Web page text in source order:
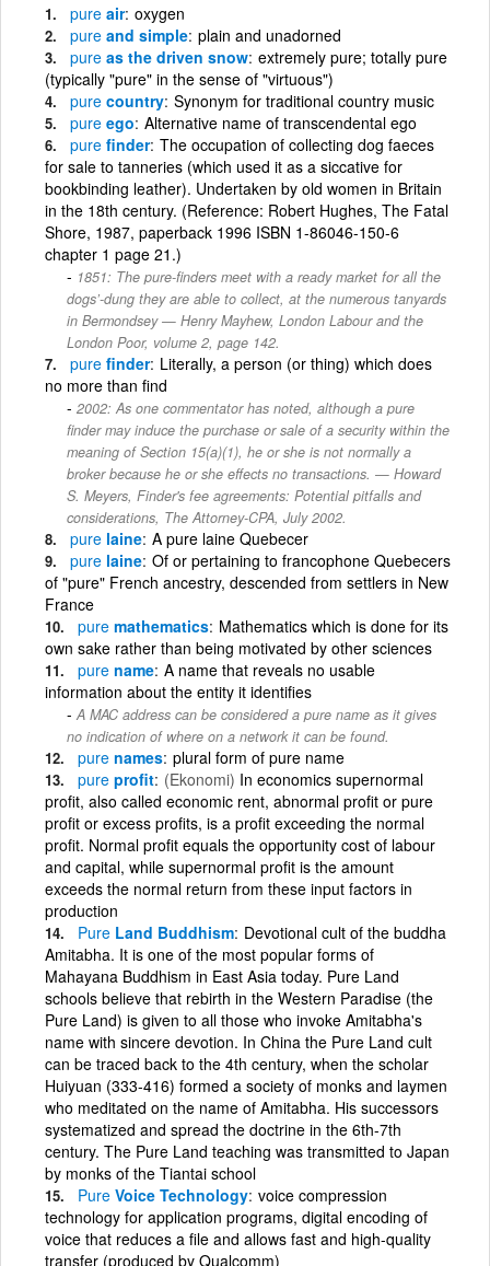
pure air oxygen
pure and simple plain and unadorned
pure as the driven snow extremely pure; totally pure
(typically "pure" in the sense of "virtuous")
pure country Synonym for traditional country music
pure ego Alternative name of transcendental ego
pure finder The occupation of collecting dog faeces
for sale to tanneries (which used it as a siccative for
bookbinding leather). Undertaken by old women in Britain
in the 18th century. (Reference: Robert Hughes, The Fatal
Shore, 1987, paperback 1996 ISBN 1-86046-150-6
chapter 1 page 21.)
1851: The pure-finders meet with a ready market for all the
dogs’-dung they are able to collect, at the numerous tanyards
in Bermondsey — Henry Mayhew, London Labour and the
London Poor, volume 2, page 142.
pure finder Literally, a person (or thing) which does
no more than find
2002: As one commentator has noted, although a pure
finder may induce the purchase or sale of a security within the
meaning of Section 15(a)(1), he or she is not normally a
broker because he or she effects no transactions. — Howard
S. Meyers, Finder's fee agreements: Potential pitfalls and
considerations, The Attorney-CPA, July 2002.
pure laine A pure laine Quebecer
pure laine Of or pertaining to francophone Quebecers
of "pure" French ancestry, descended from settlers in New
France
pure mathematics Mathematics which is done for its
own sake rather than being motivated by other sciences
pure name A name that reveals no usable
information about the entity it identifies
A MAC address can be considered a pure name as it gives
no indication of where on a network it can be found.
pure names plural form of pure name
pure profit (Ekonomi) In economics supernormal
profit, also called economic rent, abnormal profit or pure
profit or excess profits, is a profit exceeding the normal
profit. Normal profit equals the opportunity cost of labour
and capital, while supernormal profit is the amount
exceeds the normal return from these input factors in
production
Pure Land Buddhism Devotional cult of the buddha
Amitabha. It is one of the most popular forms of
Mahayana Buddhism in East Asia today. Pure Land
schools believe that rebirth in the Western Paradise (the
Pure Land) is given to all those who invoke Amitabha's
name with sincere devotion. In China the Pure Land cult
can be traced back to the 4th century, when the scholar
Huiyuan (333-416) formed a society of monks and laymen
who meditated on the name of Amitabha. His successors
systematized and spread the doctrine in the 6th-7th
century. The Pure Land teaching was transmitted to Japan
by monks of the Tiantai school
Pure Voice Technology voice compression
technology for application programs, digital encoding of
voice that reduces a file and allows fast and high-quality
transfer (produced by Qualcomm)